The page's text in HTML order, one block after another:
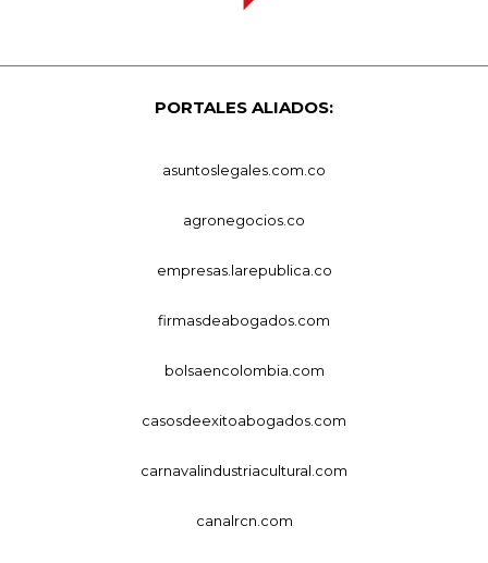
PORTALES ALIADOS:
asuntoslegales.com.co
agronegocios.co
empresas.larepublica.co
firmasdeabogados.com
bolsaencolombia.com
casosdeexitoabogados.com
carnavalindustriacultural.com
canalrcn.com